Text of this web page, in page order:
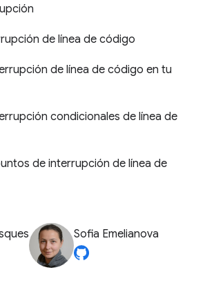
de línea de código
de línea de código en tu
condicionales de línea de
de interrupción de línea de
Sofia Emelianova